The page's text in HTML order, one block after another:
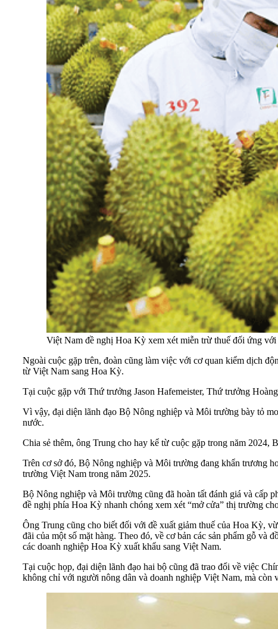
Việt Nam đề nghị Hoa Kỳ xem xét miễn trừ thuế đối ứng với
Ngoài cuộc gặp trên, đoàn cũng làm việc với cơ quan kiểm dịch
từ Việt Nam sang Hoa Kỳ.
Tại cuộc gặp với Thứ trưởng Jason Hafemeister, Thứ trưởng
Vì vậy, đại diện lãnh đạo Bộ Nông nghiệp và Môi trường bày tỏ
nước.
Chia sẻ thêm, ông Trung cho hay kể từ cuộc gặp trong năm
Trên cơ sở đó, Bộ Nông nghiệp và Môi trường đang khẩn trương
trường Việt Nam trong năm 2025.
Bộ Nông nghiệp và Môi trường cũng đã hoàn tất đánh giá và cấp
đề nghị phía Hoa Kỳ nhanh chóng xem xét “mở cửa” thị trường
Ông Trung cũng cho biết đối với đề xuất giảm thuế của Hoa Kỳ,
đãi của một số mặt hàng. Theo đó, về cơ bản các sản phẩm gỗ
các doanh nghiệp Hoa Kỳ xuất khẩu sang Việt Nam.
Tại cuộc họp, đại diện lãnh đạo hai bộ cũng đã trao đổi về việc
không chỉ với người nông dân và doanh nghiệp Việt Nam, mà